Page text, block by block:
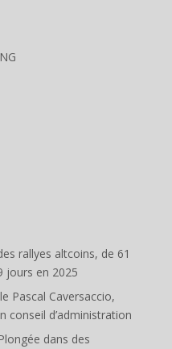
rallyes altcoins, de 61
jours en 2025
Pascal Caversaccio,
conseil d’administration
dans des